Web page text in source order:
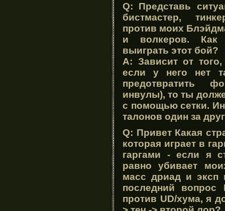
Q: Представь
бистмастер,
против моих
и волкеров. Как
выиграть этот бой?
A: Зависит от
если у него нет
предотвратить
инвулы), то ты
с помощью сетки.
талонов один за
Q: Привет Какая
которая играет в
гаргами - если я
равно убивает
масс дриад и эксп
последний
против UD/хума, я